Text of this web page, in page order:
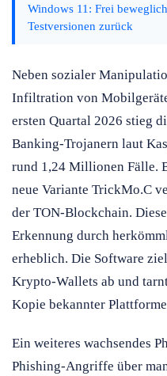
Windows 11: Frei
Testversionen zurück
Neben sozialer
Infiltration von
ersten Quartal 2026 stieg
Banking-Trojanern laut
rund 1,24 Millionen Fälle.
neue Variante TrickMo.C
der TON-Blockchain.
Erkennung durch
erheblich. Die Software
Krypto-Wallets ab und
Kopie bekannter
Ein weiteres wachsendes
Phishing-Angriffe über